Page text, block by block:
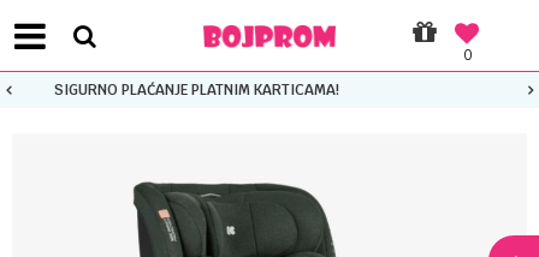
0
PLATI UNICREDIT KARTICOM NA RATE!